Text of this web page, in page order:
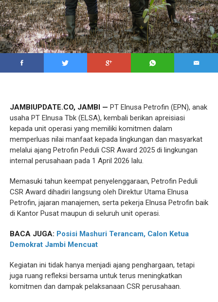
JAMBIUPDATE.CO, JAMBI — PT Elnusa Petrofin (EPN), anak
usaha PT Elnusa Tbk (ELSA), kembali berikan apreisiasi
kepada unit operasi yang memiliki komitmen dalam
memperluas nilai manfaat kepada lingkungan dan masyarkat
melalui ajang Petrofin Peduli CSR Award 2025 di lingkungan
internal perusahaan pada 1 April 2026 lalu.
Memasuki tahun keempat penyelenggaraan, Petrofin Peduli
CSR Award dihadiri langsung oleh Direktur Utama Elnusa
Petrofin, jajaran manajemen, serta pekerja Elnusa Petrofin baik
di Kantor Pusat maupun di seluruh unit operasi.
BACA JUGA: Posisi Mashuri Terancam, Calon Ketua
Demokrat Jambi Mencuat
Kegiatan ini tidak hanya menjadi ajang penghargaan, tetapi
juga ruang refleksi bersama untuk terus meningkatkan
komitmen dan dampak pelaksanaan CSR perusahaan.